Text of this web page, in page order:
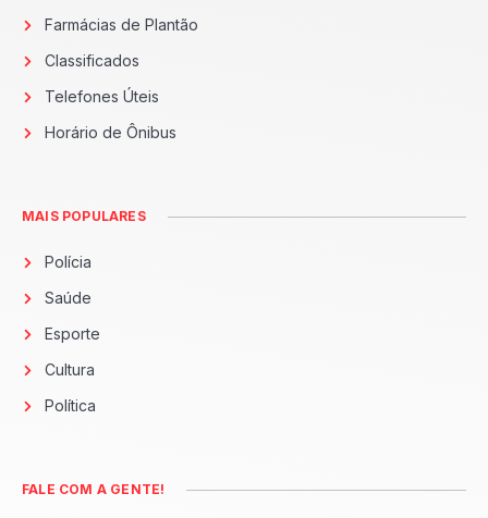
Farmácias de Plantão
Classificados
Telefones Úteis
Horário de Ônibus
MAIS POPULARES
Polícia
Saúde
Esporte
Cultura
Política
FALE COM A GENTE!